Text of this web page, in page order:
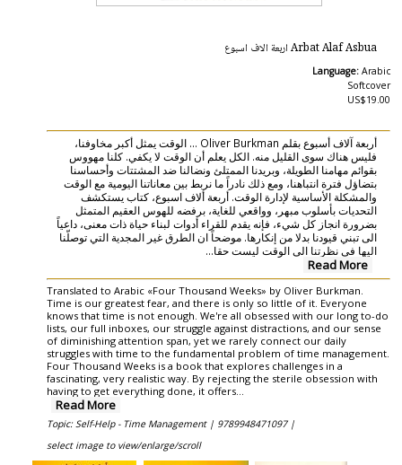
Arbat Alaf Asbua اربعة الاف اسبوع
Language: Arabic
Softcover
US$19.00
أربعة آلاف أسبوع بقلم Oliver Burkman ... الوقت يمثل أكبر مخاوفنا،
فليس هناك سوى القليل منه. الكل يعلم أن الوقت لا يكفي. كلنا مهووس
بقوائم مهامنا الطويلة، وبريدنا الممتلئ ونضالنا ضد المشتتات وأحساسنا
بتضاؤل فترة انتباهنا، ومع ذلك نادراً ما نربط بين معاناتنا اليومية مع الوقت
والمشكلة الأساسية لإدارة الوقت. أربعة ألاف اسبوع، كتاب يستكشف
التحديات بأسلوب مبهر، وواقعي للغاية، برفضه للهوس العقيم المتمثل
بضرورة انجاز كل شيء، فإنه يقدم للقراء أدوات لبناء حياة ذات معنى، داعياً
الى تبني قيودنا بدلا من إنكارها. موضحاً ان الطرق غير المجدية التي توصلّنا
اليها في نظرتنا الى الوقت ليست حقا...
Read More
Translated to Arabic «Four Thousand Weeks» by Oliver Burkman.
Time is our greatest fear, and there is only so little of it. Everyone
knows that time is not enough. We're all obsessed with our long to-do
lists, our full inboxes, our struggle against distractions, and our sense
of diminishing attention span, yet we rarely connect our daily
struggles with time to the fundamental problem of time management.
Four Thousand Weeks is a book that explores challenges in a
fascinating, very realistic way. By rejecting the sterile obsession with
having to get everything done, it offers...
Read More
Topic: Self-Help - Time Management | 9789948471097 |
select image to view/enlarge/scroll